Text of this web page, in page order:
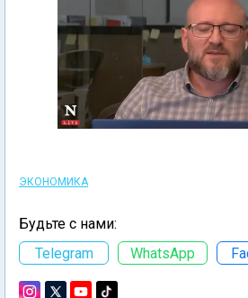
ЭКОНОМИКА
Будьте с нами:
Telegram
WhatsApp